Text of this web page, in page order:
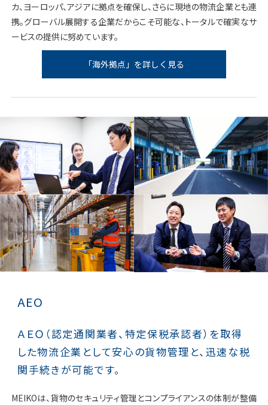
カ、ヨーロッパ、アジアに拠点を確保し、さらに現地の物流企業とも連
携。グローバル展開する企業だからこそ可能な、トータルで確実なサ
ービスの提供に努めています。
「海外拠点」を詳しく見る
AEO
ＡＥＯ（認定通関業者、特定保税承認者）を取得
した物流企業として安心の貨物管理と、迅速な税
関手続きが可能です。
MEIKOは、貨物のセキュリティ管理とコンプライアンスの体制が整備